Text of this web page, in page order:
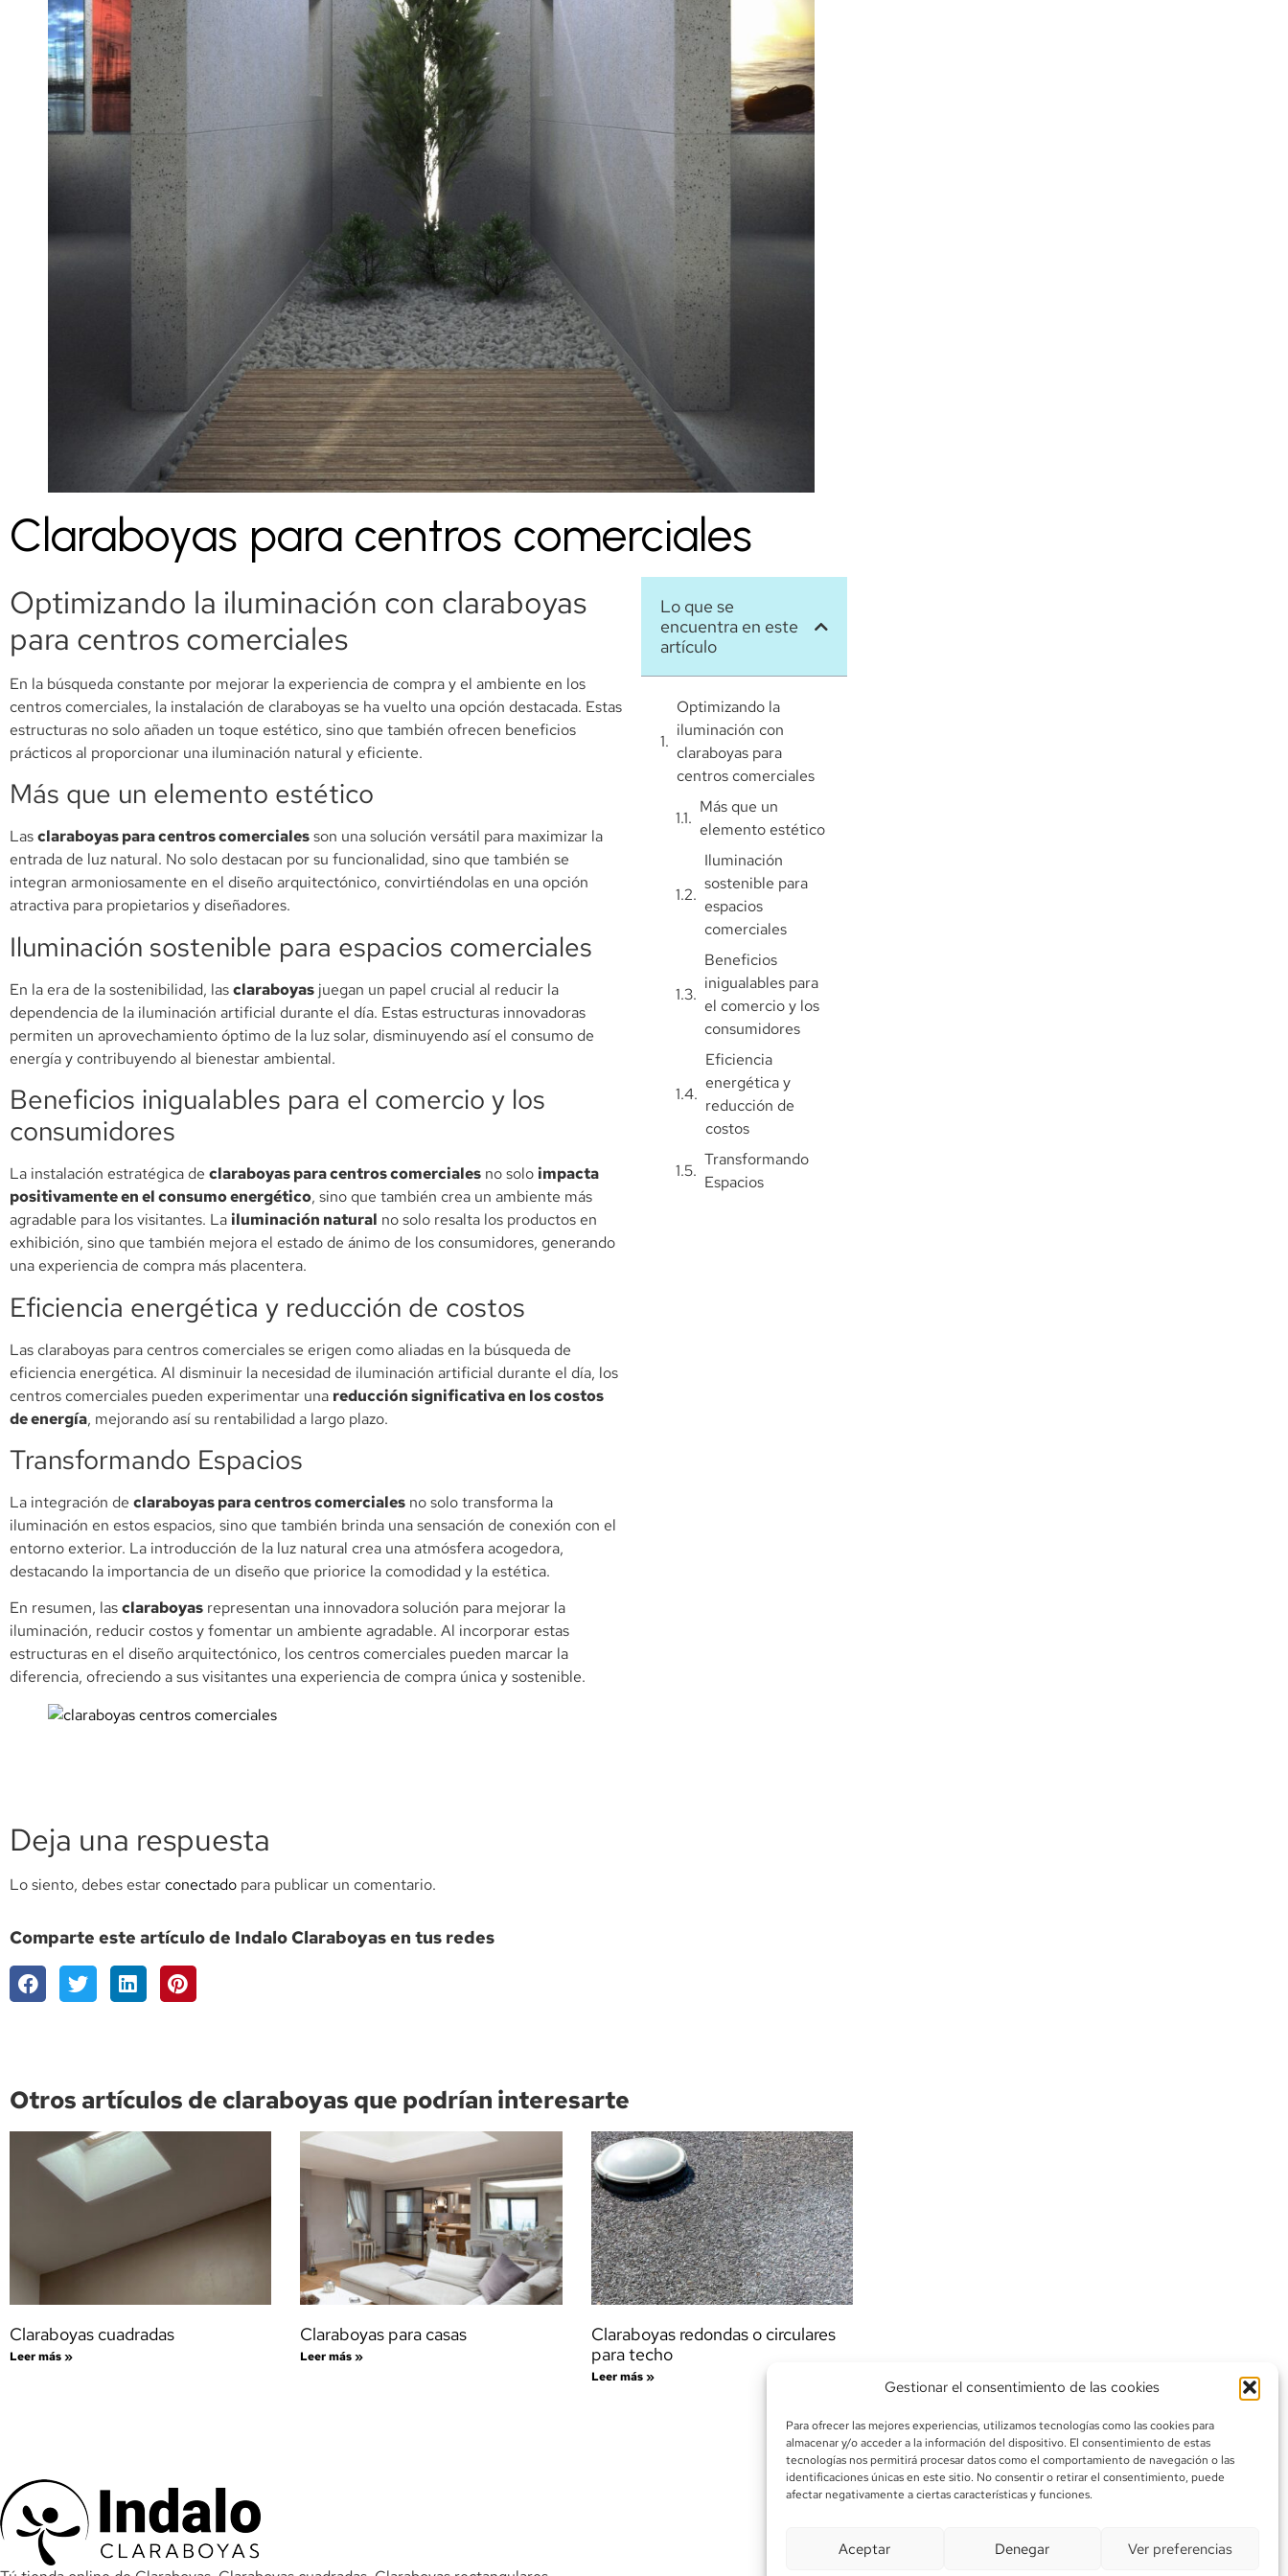
Gestionar el consentimiento de las cookies
Para ofrecer las mejores experiencias, utilizamos tecnologías como las cookies para
almacenar y/o acceder a la información del dispositivo. El consentimiento de estas
tecnologías nos permitirá procesar datos como el comportamiento de navegación o las
identificaciones únicas en este sitio. No consentir o retirar el consentimiento, puede
afectar negativamente a ciertas características y funciones.
Aceptar Denegar Ver preferencias
Claraboyas para centros comerciales
Optimizando la iluminación con claraboyas
para centros comerciales
En la búsqueda constante por mejorar la experiencia de compra y el ambiente en los
centros comerciales, la instalación de claraboyas se ha vuelto una opción destacada. Estas
estructuras no solo añaden un toque estético, sino que también ofrecen beneficios
prácticos al proporcionar una iluminación natural y eficiente.
Más que un elemento estético
Lasclaraboyas para centros comercialesson una solución versátil para maximizar la
entrada de luz natural. No solo destacan por su funcionalidad, sino que también se
integran armoniosamente en el diseño arquitectónico, convirtiéndolas en una opción
atractiva para propietarios y diseñadores.
Iluminación sostenible para espacios comerciales
En la era de la sostenibilidad, lasclaraboyas juegan un papel crucial al reducir la
dependencia de la iluminación artificial durante el día. Estas estructuras innovadoras
permiten un aprovechamiento óptimo de la luz solar, disminuyendo así el consumo de
energía y contribuyendo al bienestar ambiental.
Beneficios inigualables para el comercio y los
consumidores
La instalación estratégica de claraboyas para centros comerciales no solo impacta
positivamente en el consumo energético, sino que también crea un ambiente más
agradable para los visitantes. La iluminación natural no solo resalta los productos en
exhibición, sino que también mejora el estado de ánimo de los consumidores, generando
una experiencia de compra más placentera.
Eficiencia energética y reducción de costos
Las claraboyas para centros comerciales se erigen como aliadas en la búsqueda de
eficiencia energética. Al disminuir la necesidad de iluminación artificial durante el día, los
centros comerciales pueden experimentar una reducción significativa en los costos
de energía, mejorando así su rentabilidad a largo plazo.
Transformando Espacios
La integración de claraboyas para centros comerciales no solo transforma la
iluminación en estos espacios, sino que también brinda una sensación de conexión con el
entorno exterior. La introducción de la luz natural crea una atmósfera acogedora,
destacando la importancia de un diseño que priorice la comodidad y la estética.
En resumen, lasclaraboyas representan una innovadora solución para mejorar la
iluminación, reducir costos y fomentar un ambiente agradable. Al incorporar estas
estructuras en el diseño arquitectónico, los centros comerciales pueden marcar la
diferencia, ofreciendo a sus visitantes una experiencia de compra única y sostenible.
Lo que se
encuentra en este
artículo
Optimizando la
iluminación con
claraboyas para
centros comerciales
Más que un
elemento estético
Iluminación
sostenible para
espacios
comerciales
Beneficios
inigualables para
el comercio y los
consumidores
Eficiencia
energética y
reducción de
costos
Transformando
Espacios
Deja una respuesta
Lo siento, debes estarconectado para publicar un comentario.
Comparte este artículo de Indalo Claraboyas en tus redes
Otros artículos de claraboyas que podrían interesarte
Claraboyas cuadradas
Leer más »
Claraboyas para casas
Leer más »
Claraboyas redondas o circulares
para techo
Leer más »